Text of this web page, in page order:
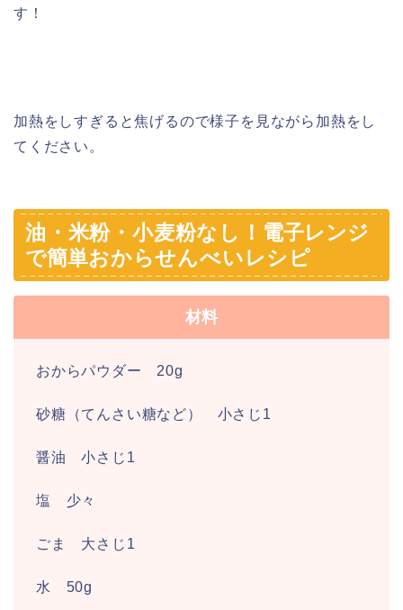
す！
加熱をしすぎると焦げるので様子を見ながら加熱をし
てください。
油・米粉・小麦粉なし！ 電子レンジ
で簡単おからせんべいレシピ
材料
おからパウダー 20g
砂糖（てんさい糖など） 小さじ1
醤油 小さじ1
塩 少々
ごま 大さじ1
水 50g